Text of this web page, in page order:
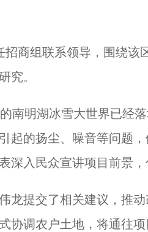
组联系领导，围绕该
究。
明湖冰雪大世界已经落
的扬尘、噪音等问题，
深入民众宣讲项目前景，
提交了相关建议，推动
协调农户土地，将通往